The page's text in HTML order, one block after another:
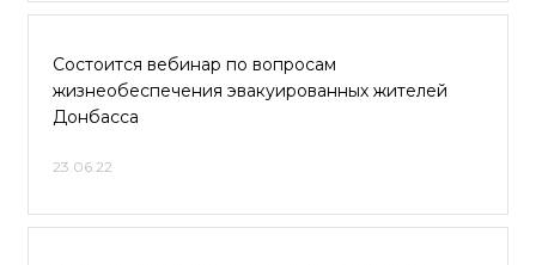
Состоится вебинар по вопросам
жизнеобеспечения эвакуированных жителей
Донбасса
23.06.22